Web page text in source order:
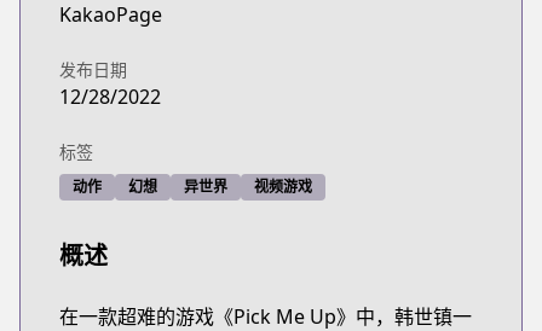
KakaoPage
发布日期
12/28/2022
标签
动作 幻想 异世界 视频游戏
概述
在一款超难的游戏《Pick Me Up》中，韩世镇一